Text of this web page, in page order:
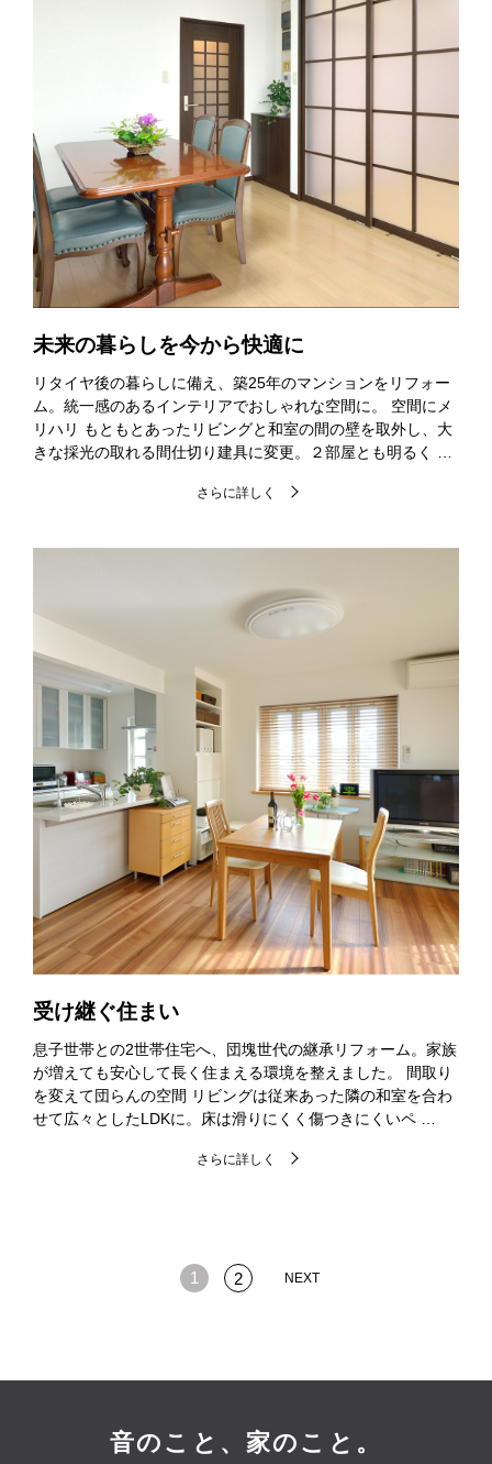
未来の暮らしを今から快適に
リタイヤ後の暮らしに備え、築25年のマンションをリフォー
ム。統一感のあるインテリアでおしゃれな空間に。 空間にメ
リハリ もともとあったリビングと和室の間の壁を取外し、大
きな採光の取れる間仕切り建具に変更。２部屋とも明るく …
さらに詳しく
受け継ぐ住まい
息子世帯との2世帯住宅へ、団塊世代の継承リフォーム。家族
が増えても安心して長く住まえる環境を整えました。 間取り
を変えて団らんの空間 リビングは従来あった隣の和室を合わ
せて広々としたLDKに。床は滑りにくく傷つきにくいペ …
さらに詳しく
1 2 NEXT
音のこと、家のこと。